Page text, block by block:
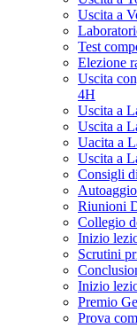
Uscita a
Test
Elezione
Uscita
4H
Uscita a
Uscita a
Uacita a
Uscita a
Consigli
Riunioni
Collegio
Inizio
Scrutini
Inizio
Premio
Prova